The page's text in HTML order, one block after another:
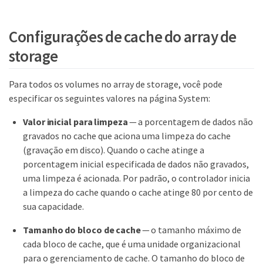
Configurações de cache do array de
storage
Para todos os volumes no array de storage, você pode
especificar os seguintes valores na página System:
Valor inicial para limpeza— a porcentagem de dados não
gravados no cache que aciona uma limpeza do cache
(gravação em disco). Quando o cache atinge a
porcentagem inicial especificada de dados não gravados,
uma limpeza é acionada. Por padrão, o controlador inicia
a limpeza do cache quando o cache atinge 80 por cento de
sua capacidade.
Tamanho do bloco de cache— o tamanho máximo de
cada bloco de cache, que é uma unidade organizacional
para o gerenciamento de cache. O tamanho do bloco de